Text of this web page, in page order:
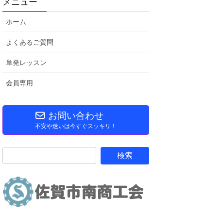
メニュー
ホーム
よくあるご質問
単発レッスン
会員専用
お問い合わせ
不安や迷いは今すぐスッキリ！